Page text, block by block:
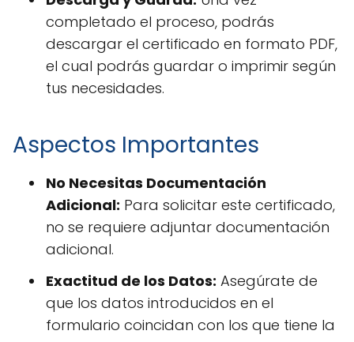
completado el proceso, podrás
descargar el certificado en formato PDF,
el cual podrás guardar o imprimir según
tus necesidades.
Aspectos Importantes
No Necesitas Documentación
Adicional: Para solicitar este certificado,
no se requiere adjuntar documentación
adicional.
Exactitud de los Datos: Asegúrate de
que los datos introducidos en el
formulario coincidan con los que tiene la